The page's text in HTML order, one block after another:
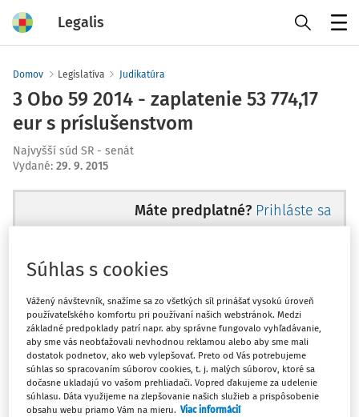
Legalis
Domov Legislatíva Judikatúra
3 Obo 59 2014 - zaplatenie 53 774,17
eur s príslušenstvom
Najvyšší súd SR - senát
Vydané: 29. 9. 2015
Máte predplatné? Prihláste sa
Ups, zatiaľ ste si prečítali len
začiatok...
Celý odborný obsah z tejto oblasti je
dostupný predplatiteľom portálu.
Súhlas s cookies
Vážený návštevník, snažíme sa zo všetkých síl prinášať vysokú úroveň
používateľského komfortu pri používaní našich webstránok. Medzi
základné predpoklady patrí napr. aby správne fungovalo vyhľadávanie,
aby sme vás neobťažovali nevhodnou reklamou alebo aby sme mali
dostatok podnetov, ako web vylepšovať. Preto od Vás potrebujeme
súhlas so spracovaním súborov cookies, t. j. malých súborov, ktoré sa
dočasne ukladajú vo vašom prehliadači. Vopred ďakujeme za udelenie
súhlasu. Dáta využijeme na zlepšovanie našich služieb a prispôsobenie
obsahu webu priamo Vám na mieru. Viac informácií